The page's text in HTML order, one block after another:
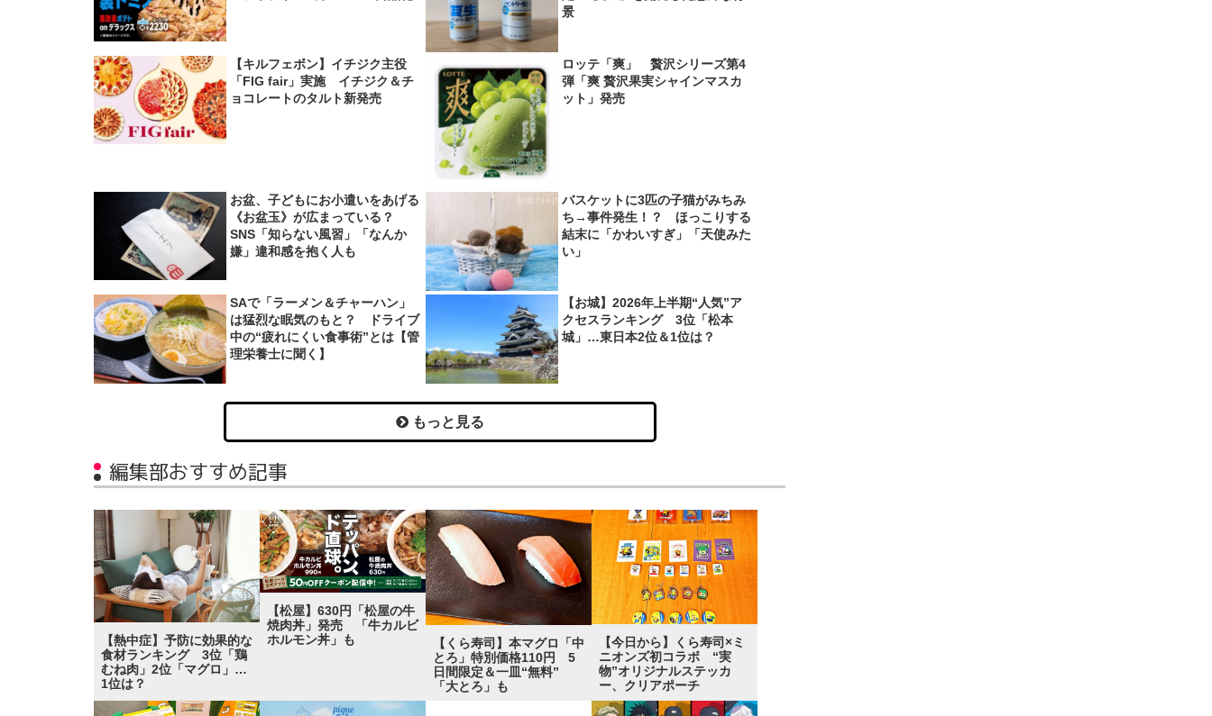
景
【キルフェボン】イチジク主役
「FIG fair」実施 イチジク＆チ
ョコレートのタルト新発売
ロッテ「爽」 贅沢シリーズ第4
弾「爽 贅沢果実シャインマスカ
ット」発売
お盆、子どもにお小遣いをあげる
《お盆玉》が広まっている？
SNS「知らない風習」「なんか
嫌」違和感を抱く人も
バスケットに3匹の子猫がみちみ
ち→事件発生！？ ほっこりする
結末に「かわいすぎ」「天使みた
い」
SAで「ラーメン＆チャーハン」
は猛烈な眠気のもと？ ドライブ
中の“疲れにくい食事術”とは【管
理栄養士に聞く】
【お城】2026年上半期“人気”ア
クセスランキング 3位「松本
城」…東日本2位＆1位は？
もっと見る
編集部おすすめ記事
【熱中症】予防に効果的な
食材ランキング 3位「鶏
むね肉」2位「マグロ」…
1位は？
【松屋】630円「松屋の牛
焼肉丼」発売 「牛カルビ
ホルモン丼」も
【くら寿司】本マグロ「中
とろ」特別価格110円 5
日間限定＆一皿“無料”
「大とろ」も
【今日から】くら寿司×ミ
ニオンズ初コラボ “実
物”オリジナルステッカ
ー、クリアポーチ